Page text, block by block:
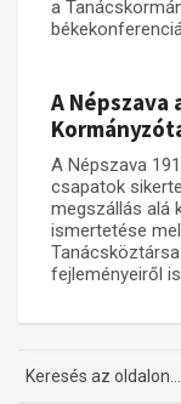
a
A Népszava
A Népszava
csapatok
megszállás alá
ismertetése
fejleményeiről